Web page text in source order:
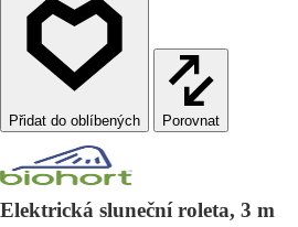
Porovnat
Elektrická sluneční roleta, 3 m